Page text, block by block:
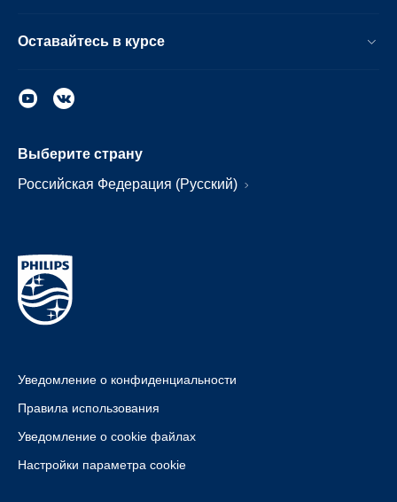
Оставайтесь в курсе
Выберите страну
Российская Федерация (Русский)
Уведомление о конфиденциальности
Правила использования
Уведомление о cookie файлах
Настройки параметра cookie